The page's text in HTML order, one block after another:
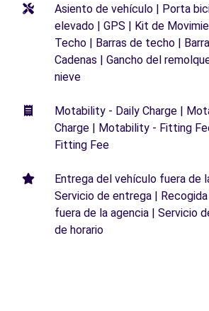
Asiento de vehículo | Porta
elevado | GPS | Kit de
Techo | Barras de techo |
Cadenas | Gancho del
nieve
Motability - Daily Charge |
Charge | Motability - Fitting
Fitting Fee
Entrega del vehículo fuera de
Servicio de entrega |
fuera de la agencia | Servicio
de horario